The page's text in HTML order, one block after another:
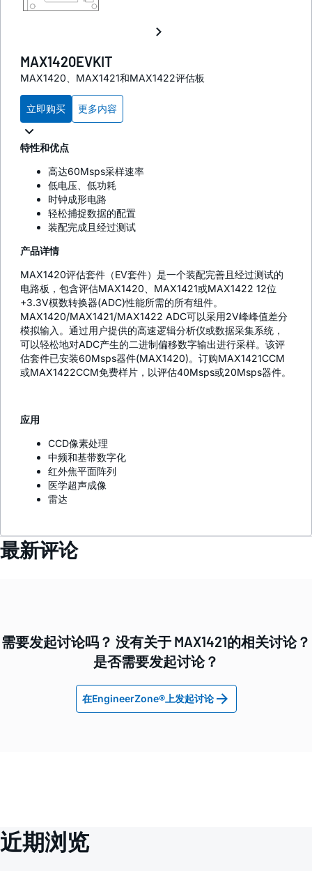
MAX1420EVKIT
MAX1420、MAX1421和MAX1422评估板
立即购买 更多内容
特性和优点
高达60Msps采样速率
低电压、低功耗
时钟成形电路
轻松捕捉数据的配置
装配完成且经过测试
产品详情
MAX1420评估套件（EV套件）是一个装配完善且经过测试的
电路板，包含评估MAX1420、MAX1421或MAX1422 12位
+3.3V模数转换器(ADC)性能所需的所有组件。
MAX1420/MAX1421/MAX1422 ADC可以采用2V峰峰值差分
模拟输入。通过用户提供的高速逻辑分析仪或数据采集系统，
可以轻松地对ADC产生的二进制偏移数字输出进行采样。该评
估套件已安装60Msps器件(MAX1420)。订购MAX1421CCM
或MAX1422CCM免费样片，以评估40Msps或20Msps器件。
应用
CCD像素处理
中频和基带数字化
红外焦平面阵列
医学超声成像
雷达
最新评论
需要发起讨论吗？ 没有关于 MAX1421的相关讨论？
是否需要发起讨论？
在EngineerZone®上发起讨论
近期浏览